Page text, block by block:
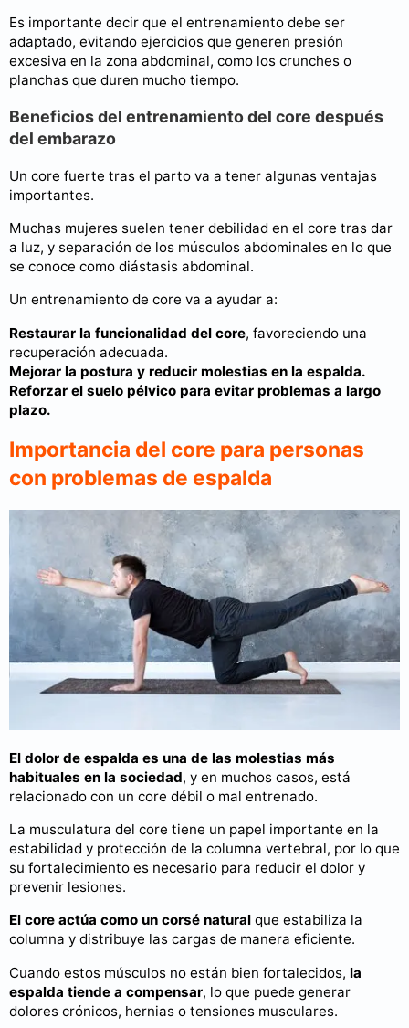
Es importante decir que el entrenamiento debe ser
adaptado, evitando ejercicios que generen presión
excesiva en la zona abdominal, como los crunches o
planchas que duren mucho tiempo.
Beneficios del entrenamiento del core después
del embarazo
Un core fuerte tras el parto va a tener algunas ventajas
importantes.
Muchas mujeres suelen tener debilidad en el core tras dar
a luz, y separación de los músculos abdominales en lo que
se conoce como diástasis abdominal.
Un entrenamiento de core va a ayudar a:
Restaurar la funcionalidad del core, favoreciendo una
recuperación adecuada.
Mejorar la postura y reducir molestias en la espalda.
Reforzar el suelo pélvico para evitar problemas a largo
plazo.
Importancia del core para personas
con problemas de espalda
El dolor de espalda es una de las molestias más
habituales en la sociedad, y en muchos casos, está
relacionado con un core débil o mal entrenado.
La musculatura del core tiene un papel importante en la
estabilidad y protección de la columna vertebral, por lo que
su fortalecimiento es necesario para reducir el dolor y
prevenir lesiones.
El core actúa como un corsé natural que estabiliza la
columna y distribuye las cargas de manera eficiente.
Cuando estos músculos no están bien fortalecidos, la
espalda tiende a compensar, lo que puede generar
dolores crónicos, hernias o tensiones musculares.